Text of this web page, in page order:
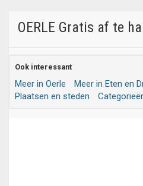
OERLE Gratis af te
Ook interessant
Meer in Oerle Meer in Eten en
Plaatsen en steden